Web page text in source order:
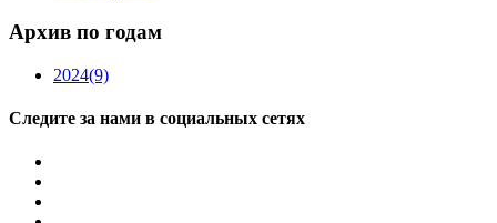
Архив по годам
2024(9)
Следите за нами в социальных сетях